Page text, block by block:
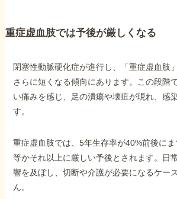
重症虚血肢では予後が厳しくなる
閉塞性動脈硬化症が進行し、「重症虚血肢
さらに短くなる傾向にあります。この段階
い痛みを感じ、足の潰瘍や壊疽が現れ、感
す。
重症虚血肢では、5年生存率が40%前後に
等かそれ以上に厳しい予後とされます。日
響を及ぼし、切断や介護が必要になるケー
ん。